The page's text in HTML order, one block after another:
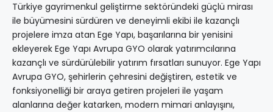
Türkiye gayrimenkul geliştirme sektöründeki güçlü mirası
ile büyümesini sürdüren ve deneyimli ekibi ile kazançlı
projelere imza atan Ege Yapı, başarılarına bir yenisini
ekleyerek Ege Yapı Avrupa GYO olarak yatırımcılarına
kazançlı ve sürdürülebilir yatırım fırsatları sunuyor. Ege Yapı
Avrupa GYO, şehirlerin çehresini değiştiren, estetik ve
fonksiyonelliği bir araya getiren projeleri ile yaşam
alanlarına değer katarken, modern mimari anlayışını,